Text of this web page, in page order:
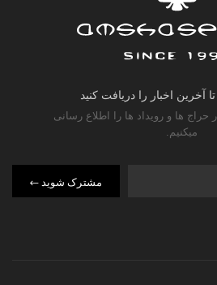
آخرین اخبار را دریافت کنید
حراج ها و رویداد ها را اطلاع رسانی
میکنیم.
مشترک شوید